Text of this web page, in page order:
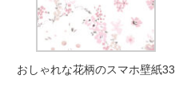
おしゃれな花柄のスマホ壁紙33